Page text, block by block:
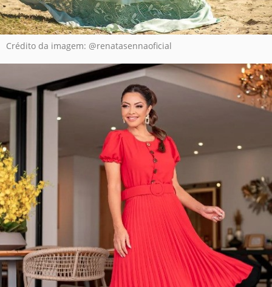
Crédito da imagem: @renatasennaoficial